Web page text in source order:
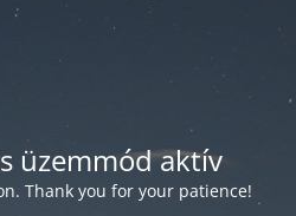
üzemmód aktív
Thank you for your patience!